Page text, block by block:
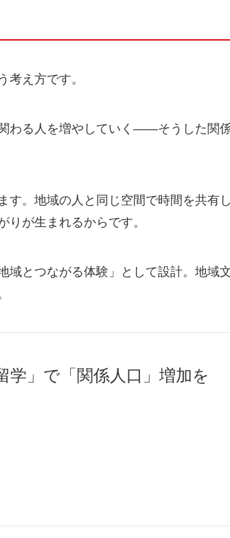
考え方です。
わる人を増やしていく――そうした関
す。地域の人と同じ空間で時間を共有
が生まれるからです。
域とつながる体験」として設計。地域
学」で「関係人口」増加を